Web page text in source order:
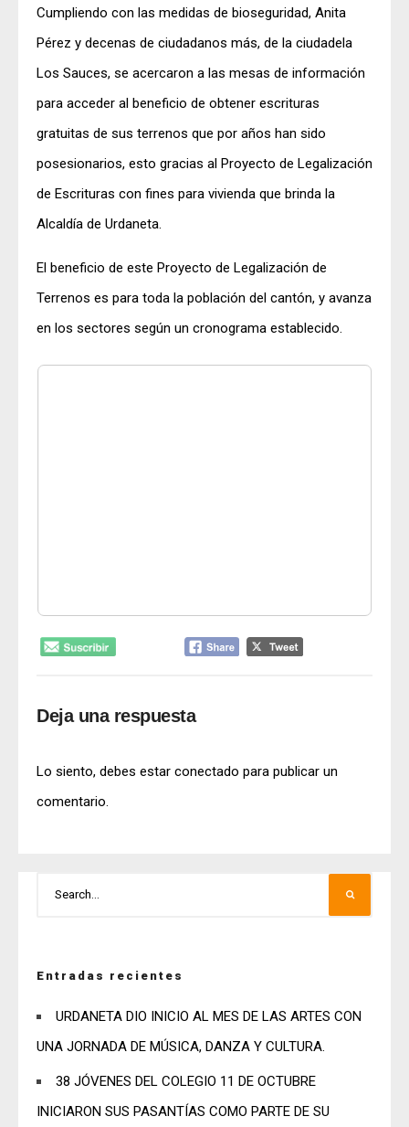
Cumpliendo con las medidas de bioseguridad, Anita
Pérez y decenas de ciudadanos más, de la ciudadela
Los Sauces, se acercaron a las mesas de información
para acceder al beneficio de obtener escrituras
gratuitas de sus terrenos que por años han sido
posesionarios, esto gracias al Proyecto de Legalización
de Escrituras con fines para vivienda que brinda la
Alcaldía de Urdaneta.
El beneficio de este Proyecto de Legalización de
Terrenos es para toda la población del cantón, y avanza
en los sectores según un cronograma establecido.
Deja una respuesta
Lo siento, debes estar conectado para publicar un
comentario.
Entradas recientes
URDANETA DIO INICIO AL MES DE LAS ARTES CON
UNA JORNADA DE MÚSICA, DANZA Y CULTURA.
38 JÓVENES DEL COLEGIO 11 DE OCTUBRE
INICIARON SUS PASANTÍAS COMO PARTE DE SU